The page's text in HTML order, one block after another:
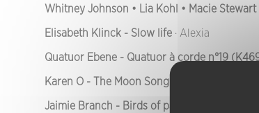
Whitney Johnson • Lia Kohl • Macie
Elisabeth Klinck - Slow life · Alexia
Quatuor Ebene - Quatuor à corde n°19
Karen O - The Moon Song
Jaimie Branch - Birds of paradise